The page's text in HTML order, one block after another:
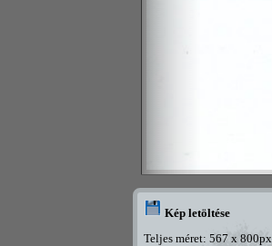
Kép letöltése
Teljes méret: 567 x 800px